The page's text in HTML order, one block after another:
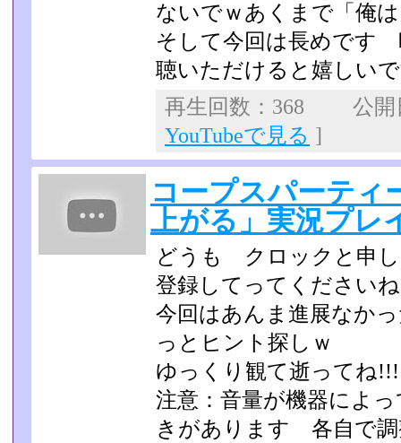
ないでｗあくまで「俺
そして今回は長めです
聴いただけると嬉しい
再生回数：368 公
YouTubeで見る ]
コープスパーティ
上がる」実況プレ
どうも クロックと申
登録してってください
今回はあんま進展なか
っとヒント探しｗ
ゆっくり観て逝ってね!!!
注意：音量が機器によ
きがあります 各自で